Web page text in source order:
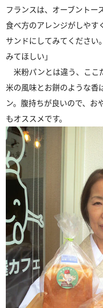
フランスは、オーブントー
食べ方のアレンジがしやす
サンドにしてみてください
みてほしい」
米粉パンとは違う、ここ
米の風味とお餅のような香
ン。腹持ちが良いので、お
もオススメです。